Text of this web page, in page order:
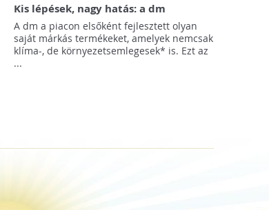
Kis lépések, nagy hatás: a dm
környezetsemleges termékeket
fejlesztett
A dm a piacon elsőként fejlesztett olyan
saját márkás termékeket, amelyek nemcsak
klíma-, de környezetsemlegesek* is. Ezt az
...